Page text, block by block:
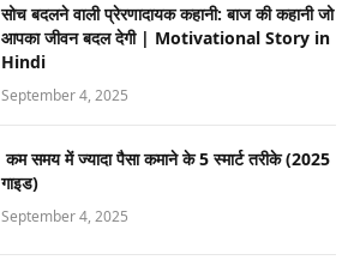
सोच बदलने वाली प्रेरणादायक कहानी: बाज की कहानी जो
आपका जीवन बदल देगी | Motivational Story in
Hindi
September 4, 2025
कम समय में ज्यादा पैसा कमाने के 5 स्मार्ट तरीके (2025
गाइड)
September 4, 2025